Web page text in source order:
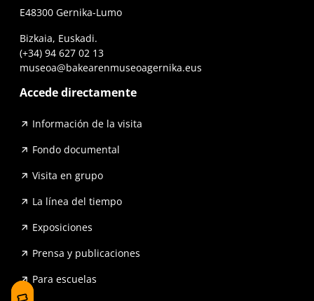
E48300 Gernika-Lumo
Bizkaia, Euskadi.
(+34) 94 627 02 13
museoa@bakearenmuseoagernika.eus
Accede directamente
Información de la visita
Fondo documental
Visita en grupo
La línea del tiempo
Exposiciones
Prensa y publicaciones
Para escuelas